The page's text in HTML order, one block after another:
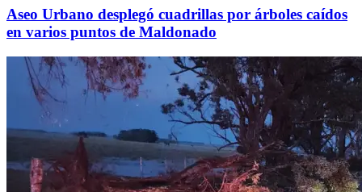
Aseo Urbano desplegó cuadrillas por árboles caídos
en varios puntos de Maldonado